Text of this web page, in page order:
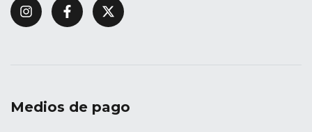
Medios de pago